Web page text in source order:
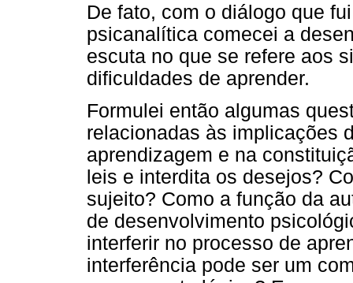
De fato, com o diálogo que
psicanalítica comecei a
escuta no que se refere aos
dificuldades de aprender.
Formulei então algumas
relacionadas às implicações
aprendizagem e na
leis e interdita os desejos?
sujeito? Como a função da
de desenvolvimento
interferir no processo de
interferência pode ser um